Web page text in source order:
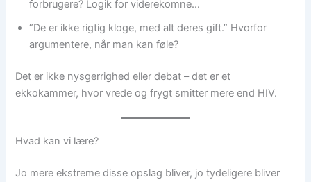
forbrugere? Logik for viderekomne…
“De er ikke rigtig kloge, med alt deres gift.” Hvorfor
argumentere, når man kan føle?
Det er ikke nysgerrighed eller debat – det er et
ekkokammer, hvor vrede og frygt smitter mere end HIV.
Hvad kan vi lære?
Jo mere ekstreme disse opslag bliver, jo tydeligere bliver